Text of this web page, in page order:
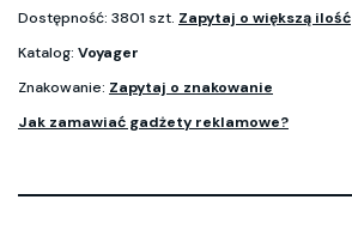
Dostępność: 3801 szt. Zapytaj o większą ilość
Katalog: Voyager
Znakowanie: Zapytaj o znakowanie
Jak zamawiać gadżety reklamowe?